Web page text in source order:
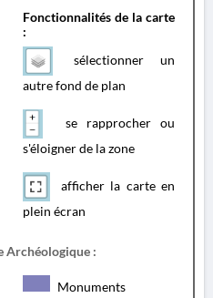
Fonctionnalités de la carte
:
sélectionner un
autre fond de plan
se rapprocher ou
s'éloigner de la zone
afficher la carte en
plein écran
Archéologique :
Monuments